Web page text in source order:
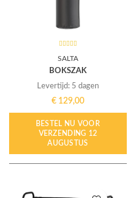
SALTA
BOKSZAK
Levertijd: 5 dagen
€ 129,00
BESTEL NU VOOR
VERZENDING 12
AUGUSTUS